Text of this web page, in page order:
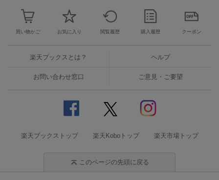
買い物かご お気に入り 閲覧履歴 購入履歴 クーポン
楽天ブックスとは？ ヘルプ
お問い合わせ窓口 ご意見・ご要望
楽天ブックストップ 楽天Koboトップ 楽天市場トップ
このページの先頭に戻る